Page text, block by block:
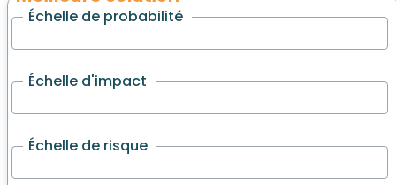
Échelle de probabilité
Échelle d'impact
Échelle de risque